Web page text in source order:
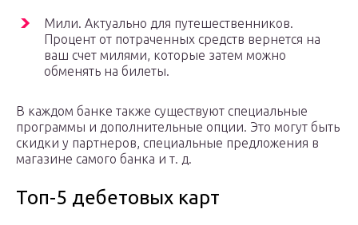
Мили. Актуально для путешественников.
Процент от потраченных средств вернется на
ваш счет милями, которые затем можно
обменять на билеты.
В каждом банке также существуют специальные
программы и дополнительные опции. Это могут быть
скидки у партнеров, специальные предложения в
магазине самого банка и т. д.
Топ-5 дебетовых карт